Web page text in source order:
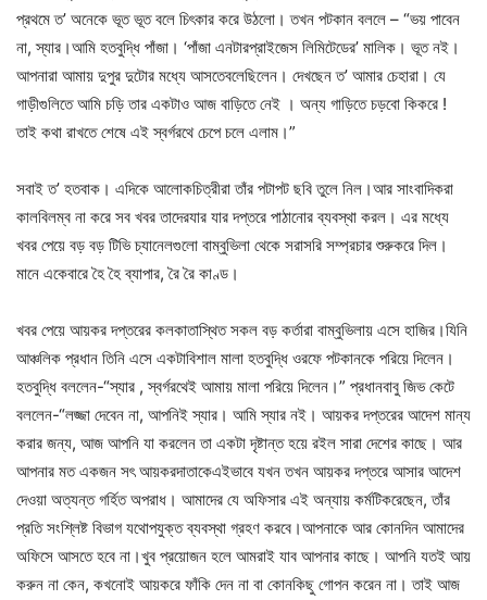
প্রথমে ত’ অনেকে ভূত ভূত বলে চিৎকার করে উঠলো। তখন পটকান বললে – “ভয় পাবেন
না,স্যার।আমি হতবুদ্ধি পাঁজা। ‘পাঁজা এনটারপ্রাইজেস লিমিটেডের’ মালিক। ভূত নই।
আপনারা আমায় দুপুর দুটোর মধ্যে আসতেবলেছিলেন। দেখছেন ত’ আমার চেহারা। যে
গাড়ীগুলিতে আমি চড়ি তার একটাও আজ বাড়িতে নেই । অন্য গাড়িতে চড়বো কিকরে !
তাই কথা রাখতে শেষে এই স্বর্গরথে চেপে চলে এলাম।”
সবাই ত’ হতবাক। এদিকে আলোকচিত্রীরা তাঁর পটাপট ছবি তুলে নিল।আর সাংবাদিকরা
কালবিলম্ব না করে সব খবর তাদেরযার যার দপ্তরে পাঠানোর ব্যবস্থা করল। এর মধ্যে
খবর পেয়ে বড় বড় টিভি চ্যানেলগুলো বাম্বুভিলা থেকে সরাসরি সম্প্রচার শুরুকরে দিল।
মানে একেবারে হৈ হৈ ব্যাপার,রৈ রৈ কাণ্ড।
খবর পেয়ে আয়কর দপ্তরের কলকাতাস্থিত সকল বড় কর্তারা বাম্বুভিলায় এসে হাজির।যিনি
আঞ্চলিক প্রধান তিনি এসে একটাবিশাল মালা হতবুদ্ধি ওরফে পটকানকে পরিয়ে দিলেন।
হতবুদ্ধি বললেন-“স্যার ,স্বর্গরথেই আমায় মালা পরিয়ে দিলেন।” প্রধানবাবু জিভ কেটে
বললেন-“লজ্জা দেবেন না, আপনিই স্যার। আমি স্যার নই। আয়কর দপ্তরের আদেশ মান্য
করার জন্য, আজ আপনি যা করলেন তা একটা দৃষ্টান্ত হয়ে রইল সারা দেশের কাছে। আর
আপনার মত একজন সৎ আয়করদাতাকেএইভাবে যখন তখন আয়কর দপ্তরে আসার আদেশ
দেওয়া অত্যন্ত গর্হিত অপরাধ। আমাদের যে অফিসার এই অন্যায় কর্মটিকরেছেন,তাঁর
প্রতি সংশ্লিষ্ট বিভাগ যথোপযুক্ত ব্যবস্থা গ্রহণ করবে।আপনাকে আর কোনদিন আমাদের
অফিসে আসতে হবে না।খুব প্রয়োজন হলে আমরাই যাব আপনার কাছে। আপনি যতই আয়
করুন না কেন, কখনোই আয়করে ফাঁকি দেন না বা কোনকিছু গোপন করেন না। তাই আজ